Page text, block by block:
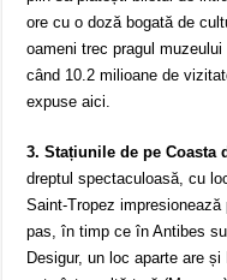
ore cu o doză bogată de
oameni trec pragul
când 10.2 milioane de
expuse aici.
3. Stațiunile de pe Coasta
dreptul spectaculoasă, cu
Saint-Tropez
pas, în timp ce în Antibes
Desigur, un loc aparte are